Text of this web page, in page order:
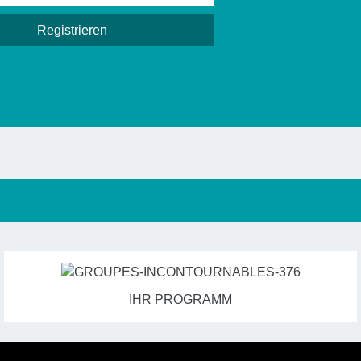
IHR PROGRAMM